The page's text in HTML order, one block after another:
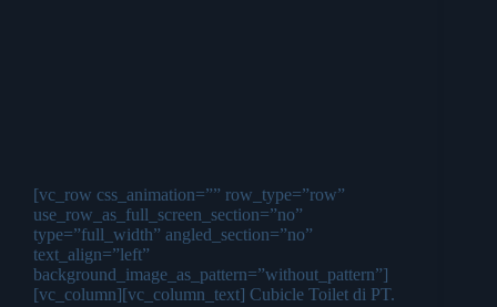
[vc_row css_animation=”” row_type=”row”
use_row_as_full_screen_section=”no”
type=”full_width” angled_section=”no”
text_align=”left”
background_image_as_pattern=”without_pattern”]
[vc_column][vc_column_text] Cubicle Toilet di PT.